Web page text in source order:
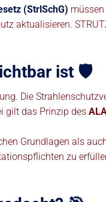
(StrlSchG)
aktualisieren.
ist 🛡️
Die
gilt das Prinzip des
Grundlagen als
zu